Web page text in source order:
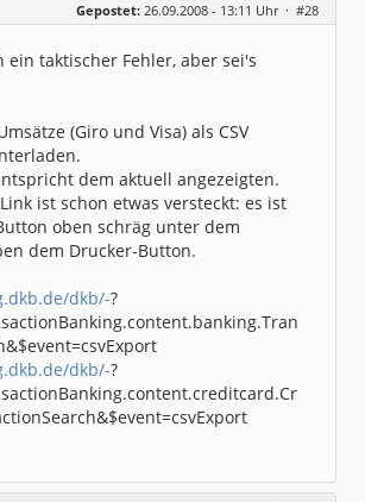
Gepostet: 26.09.2008 - 13:11 Uhr · #28
ein taktischer Fehler, aber sei's
(Giro und Visa) als CSV
dem aktuell angezeigten.
ist schon etwas versteckt: es ist
oben schräg unter dem
dem Drucker-Button.
dkb/-?
dkb/-?